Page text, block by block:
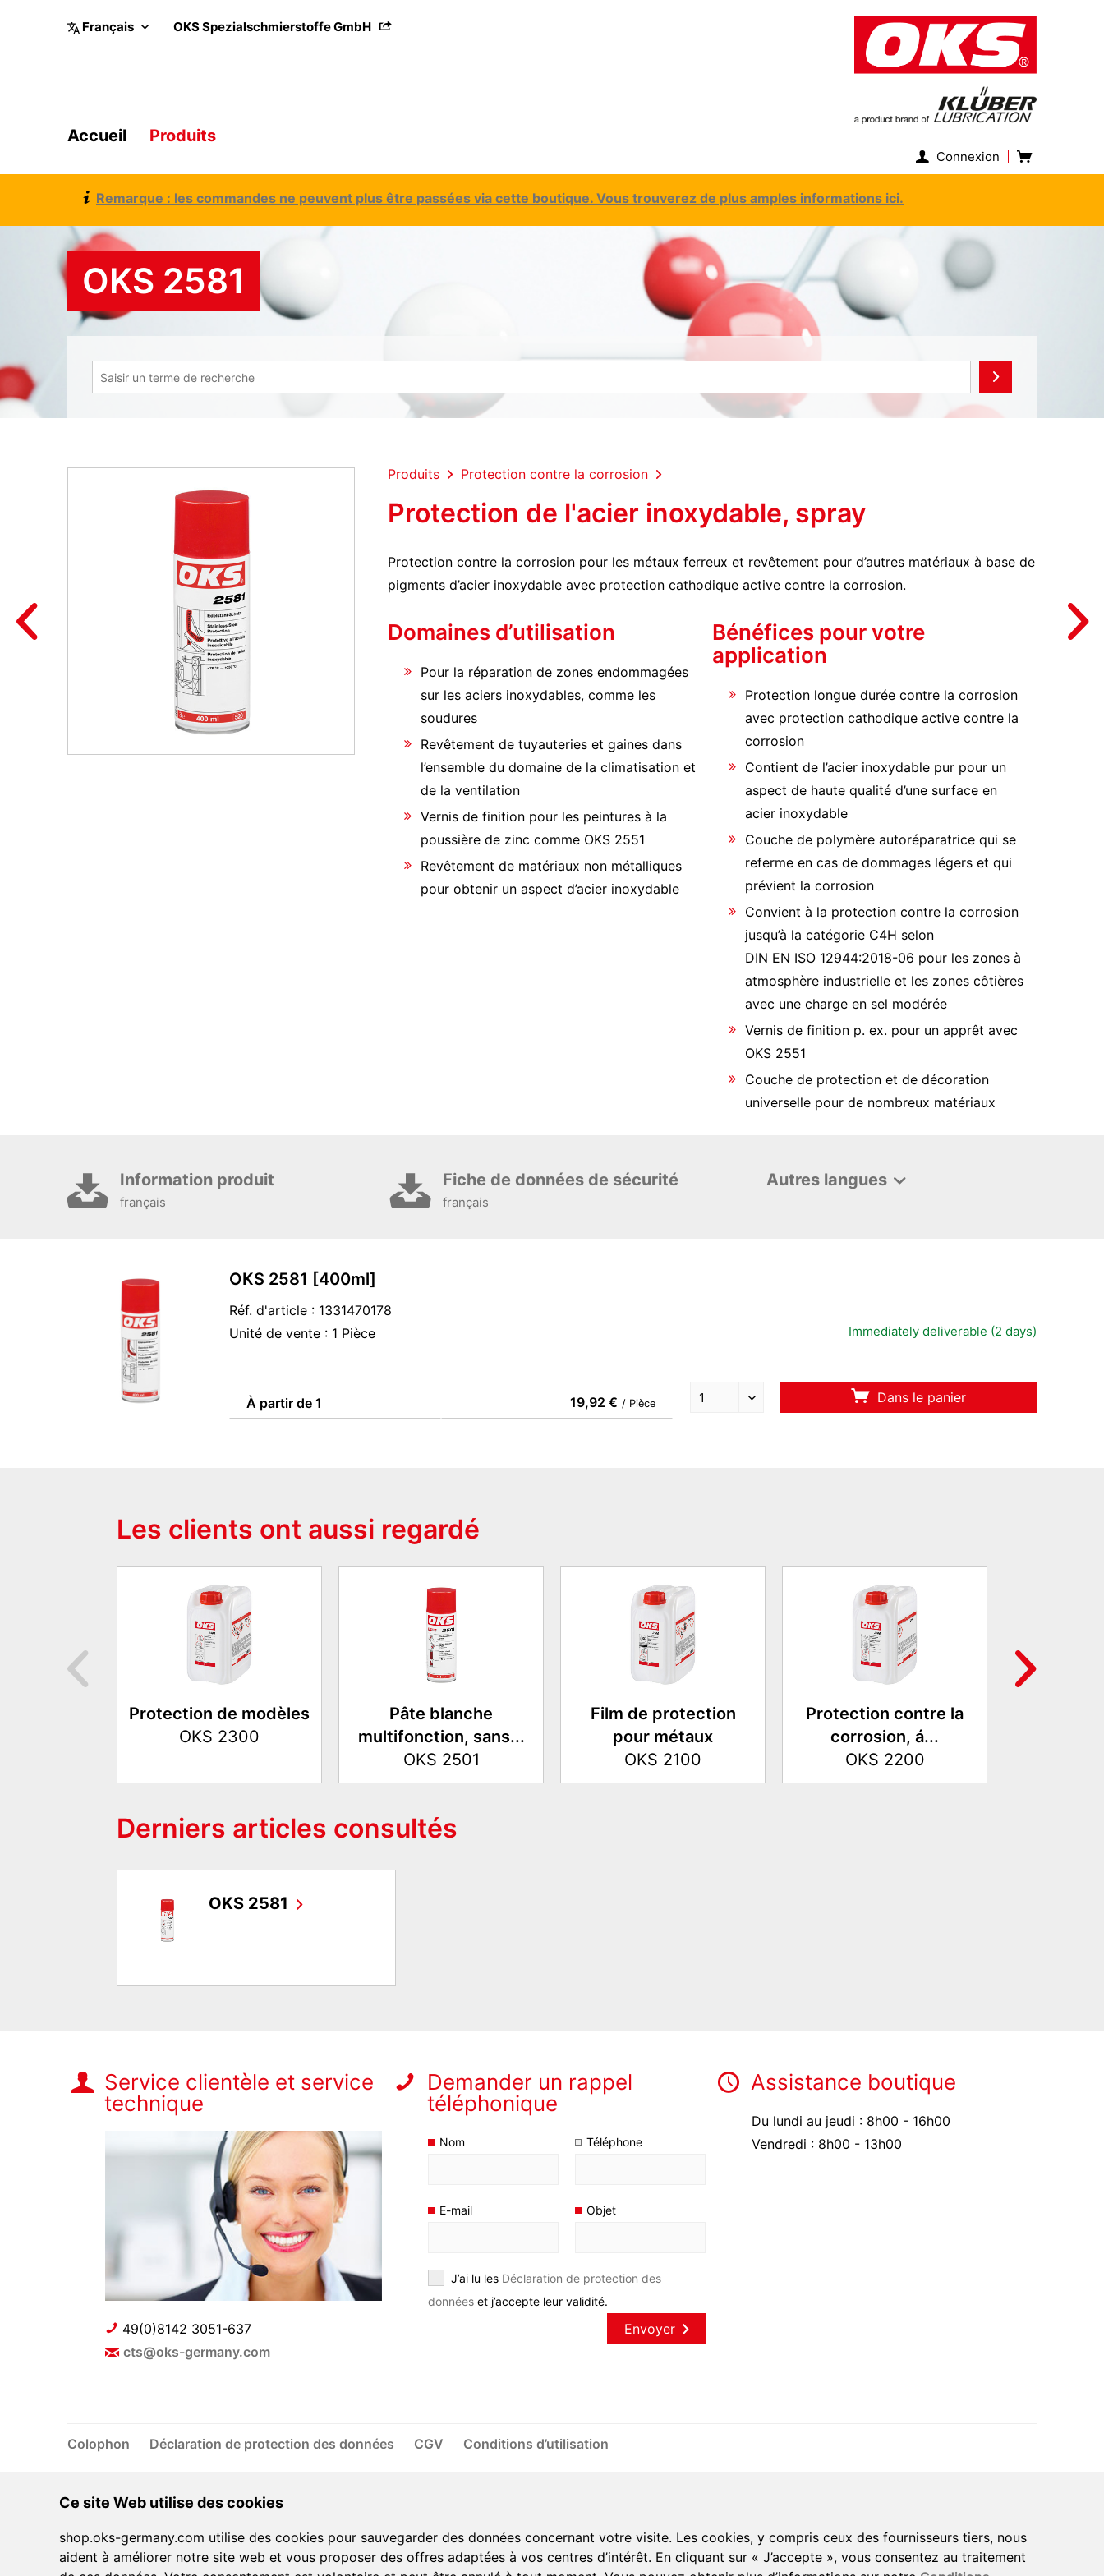
Ce site Web utilise des cookies
shop.oks-germany.com utilise des cookies pour sauvegarder des données concernant votre visite. Les cookies, y compris ceux des fournisseurs tiers, nous
aident à améliorer notre site web et vous proposer des offres adaptées à vos centres d’intérêt. En cliquant sur « J’accepte », vous consentez au traitement
OKS Spezialschmierstoffe GmbH
Accueil Produits
Connexion
Remarque : les commandes ne peuvent plus être passées via cette boutique. Vous trouverez de plus amples informations ici.
OKS 2581
Produits Protection contre la corrosion
Protection de l'acier inoxydable, spray
Protection contre la corrosion pour les métaux ferreux et revêtement pour d’autres matériaux à base de
pigments d’acier inoxydable avec protection cathodique active contre la corrosion.
Domaines d’utilisation
Pour la réparation de zones endommagées
sur les aciers inoxydables, comme les
soudures
Revêtement de tuyauteries et gaines dans
l’ensemble du domaine de la climatisation et
de la ventilation
Vernis de finition pour les peintures à la
poussière de zinc comme OKS 2551
Revêtement de matériaux non métalliques
pour obtenir un aspect d’acier inoxydable
Bénéfices pour votre
application
Protection longue durée contre la corrosion
avec protection cathodique active contre la
corrosion
Contient de l’acier inoxydable pur pour un
aspect de haute qualité d’une surface en
acier inoxydable
Couche de polymère autoréparatrice qui se
referme en cas de dommages légers et qui
prévient la corrosion
Convient à la protection contre la corrosion
jusqu’à la catégorie C4H selon
DIN EN ISO 12944:2018-06 pour les zones à
atmosphère industrielle et les zones côtières
avec une charge en sel modérée
Vernis de finition p. ex. pour un apprêt avec
OKS 2551
Couche de protection et de décoration
universelle pour de nombreux matériaux
Information produit
français
Fiche de données de sécurité
français
Autres langues
OKS 2581 [400ml]
Réf. d'article : 1331470178
Unité de vente : 1 Pièce
À partir de 1 19,92 € / Pièce
Immediately deliverable (2 days)
Dans le panier
Les clients ont aussi regardé
Protection de modèles
OKS 2300
Pâte blanche
multifonction, sans...
OKS 2501
Film de protection
pour métaux
OKS 2100
Protection contre la
corrosion, á...
OKS 2200
Derniers articles consultés
OKS 2581
Service clientèle et service
technique
49(0)8142 3051-637
cts@oks-germany.com
Demander un rappel
téléphonique
Nom Téléphone
E-mail Objet
J’ai lu les Déclaration de protection des
données et j’accepte leur validité.
Envoyer
Assistance boutique
Du lundi au jeudi : 8h00 - 16h00
Vendredi : 8h00 - 13h00
Colophon Déclaration de protection des données CGV Conditions d’utilisation